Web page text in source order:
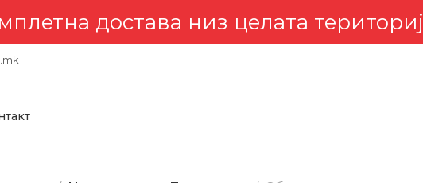
достава низ целата територија